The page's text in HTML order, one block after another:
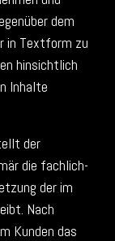
dem
in Textform zu
hinsichtlich
Inhalte
der
die fachlich-
der im
Nach
Kunden das